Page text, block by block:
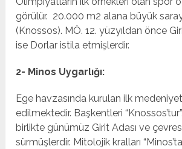
görülür. 20.000 m2 alana büyük
(Knossos). MÖ. 12. yüzyıldan önce
ise Dorlar istila etmişlerdir.
2- Minos Uygarlığı:
Ege havzasında kurulan ilk
edilmektedir. Başkentleri
birlikte günümüz Girit Adası ve
sürmüşlerdir. Mitolojik kralları